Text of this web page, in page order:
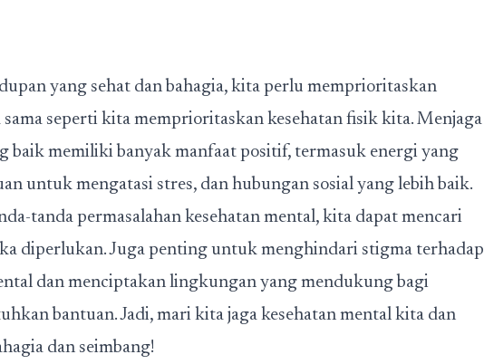
yang sehat dan bahagia, kita perlu memprioritaskan
seperti kita memprioritaskan kesehatan fisik kita. Menjaga
baik memiliki banyak manfaat positif, termasuk energi yang
untuk mengatasi stres, dan hubungan sosial yang lebih baik.
tanda permasalahan kesehatan mental, kita dapat mencari
diperlukan. Juga penting untuk menghindari stigma terhadap
dan menciptakan lingkungan yang mendukung bagi
bantuan. Jadi, mari kita jaga kesehatan mental kita dan
dan seimbang!